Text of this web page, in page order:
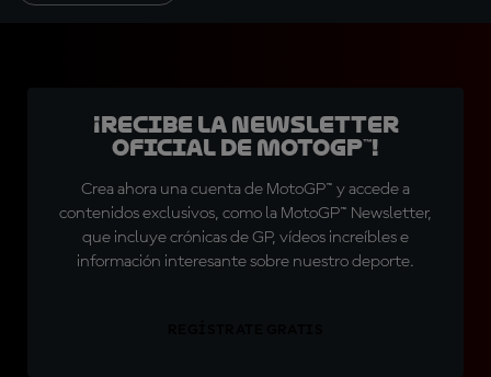
¡Recibe la Newsletter
oficial de MotoGP™!
Crea ahora una cuenta de MotoGP™ y accede a
contenidos exclusivos, como la MotoGP™ Newsletter,
que incluye crónicas de GP, vídeos increíbles e
información interesante sobre nuestro deporte.